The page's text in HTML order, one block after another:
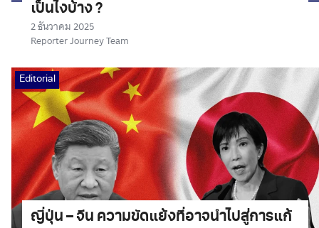
เป็นไงบ้าง ?
2 ธันวาคม 2025
Reporter Journey Team
Editorial
ญี่ปุ่น – จีน ความขัดแย้งที่อาจนำไปสู่การแก้